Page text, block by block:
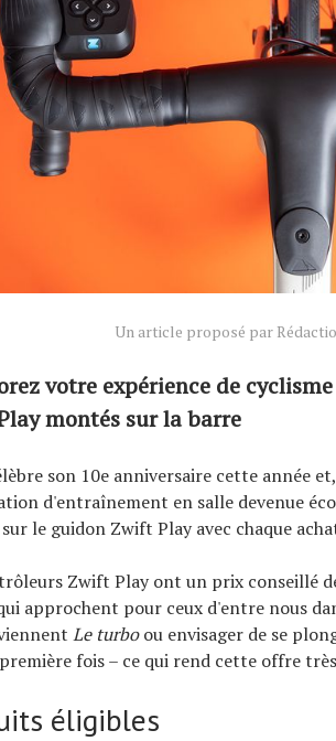
Un article proposé par
votre expérience de
montés sur la barre
son 10e anniversaire cette année
d'entraînement en salle devenue
le guidon Zwift Play avec chaque
Zwift Play ont un prix conseillé
approchent pour ceux d'entre nous
Le turboou envisager de se
fois – ce qui rend cette offre
éligibles